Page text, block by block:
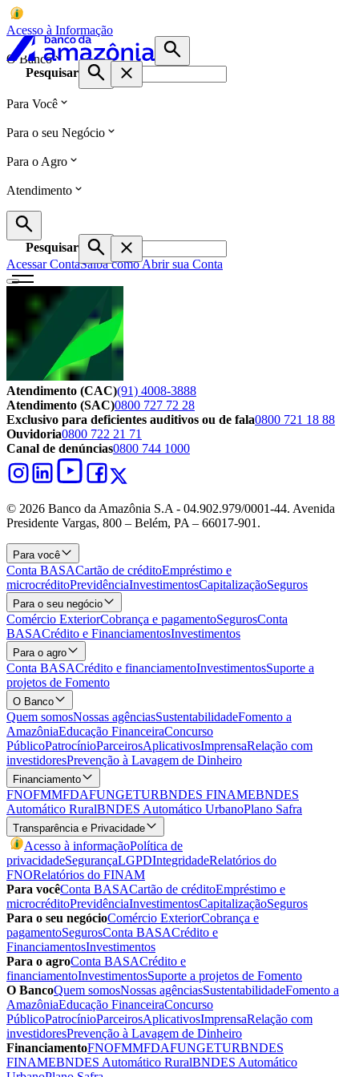
Acesso à Informação
O Banco
Pesquisar
Para Você
Para o seu Negócio
Para o Agro
Atendimento
Pesquisar
Acessar ContaSaiba como Abrir sua Conta
Atendimento (CAC)(91) 4008-3888
Atendimento (SAC)0800 727 72 28
Exclusivo para deficientes auditivos ou de fala0800 721 18 88
Ouvidoria0800 722 21 71
Canal de denúncias0800 744 1000
© 2026 Banco da Amazônia S.A - 04.902.979/0001‐44. Avenida
Presidente Vargas, 800 – Belém, PA – 66017-901.
Para você
Conta BASACartão de créditoEmpréstimo e
microcréditoPrevidênciaInvestimentosCapitalizaçãoSeguros
Para o seu negócio
Comércio ExteriorCobrança e pagamentoSegurosConta
BASACrédito e FinanciamentosInvestimentos
Para o agro
Conta BASACrédito e financiamentoInvestimentosSuporte a
projetos de Fomento
O Banco
Quem somosNossas agênciasSustentabilidadeFomento a
AmazôniaEducação FinanceiraConcurso
PúblicoPatrocínioParceirosAplicativosImprensaRelação com
investidoresPrevenção à Lavagem de Dinheiro
Financiamento
FNOFMMFDAFUNGETURBNDES FINAMEBNDES
Automático RuralBNDES Automático UrbanoPlano Safra
Transparência e Privacidade
Acesso à informaçãoPolítica de
privacidadeSegurançaLGPDIntegridadeRelatórios do
FNORelatórios do FINAM
Para vocêConta BASACartão de créditoEmpréstimo e
microcréditoPrevidênciaInvestimentosCapitalizaçãoSeguros
Para o seu negócioComércio ExteriorCobrança e
pagamentoSegurosConta BASACrédito e
FinanciamentosInvestimentos
Para o agroConta BASACrédito e
financiamentoInvestimentosSuporte a projetos de Fomento
O BancoQuem somosNossas agênciasSustentabilidadeFomento a
AmazôniaEducação FinanceiraConcurso
PúblicoPatrocínioParceirosAplicativosImprensaRelação com
investidoresPrevenção à Lavagem de Dinheiro
FinanciamentoFNOFMMFDAFUNGETURBNDES
FINAMEBNDES Automático RuralBNDES Automático